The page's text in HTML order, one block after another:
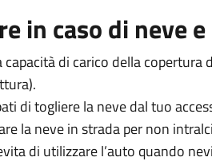
in caso di neve
capacità di carico della copertura
di togliere la neve dal tuo
la neve in strada per non
di utilizzare l’auto quando